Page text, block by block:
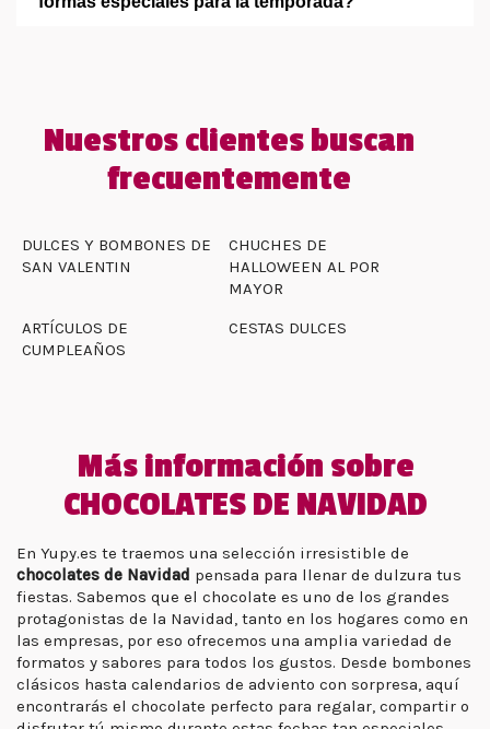
Nuestros clientes buscan
frecuentemente
DULCES Y BOMBONES DE
SAN VALENTIN
CHUCHES DE
HALLOWEEN AL POR
MAYOR
ARTÍCULOS DE
CUMPLEAÑOS
CESTAS DULCES
Más información sobre
CHOCOLATES DE NAVIDAD
En Yupy.es te traemos una selección irresistible de
chocolates de Navidad pensada para llenar de dulzura tus
fiestas. Sabemos que el chocolate es uno de los grandes
protagonistas de la Navidad, tanto en los hogares como en
las empresas, por eso ofrecemos una amplia variedad de
formatos y sabores para todos los gustos. Desde bombones
clásicos hasta calendarios de adviento con sorpresa, aquí
encontrarás el chocolate perfecto para regalar, compartir o